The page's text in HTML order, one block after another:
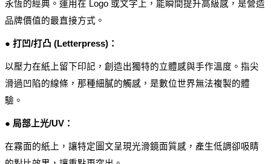
永恆的經典。運用在 Logo 或文字上，能瞬間提升高級感，是營造
品牌價值的最直接方式。
● 打凹/打凸 (Letterpress)：
以壓力在紙上留下印記，創造出獨特的立體感與手作溫度。指尖
滑過凹陷的線條，那種細膩的觸感，是數位世界無法複製的體
驗。
● 局部上光/UV：
在霧面的紙上，讓特定圖文呈現光滑鏡面質感，產生低調卻吸睛